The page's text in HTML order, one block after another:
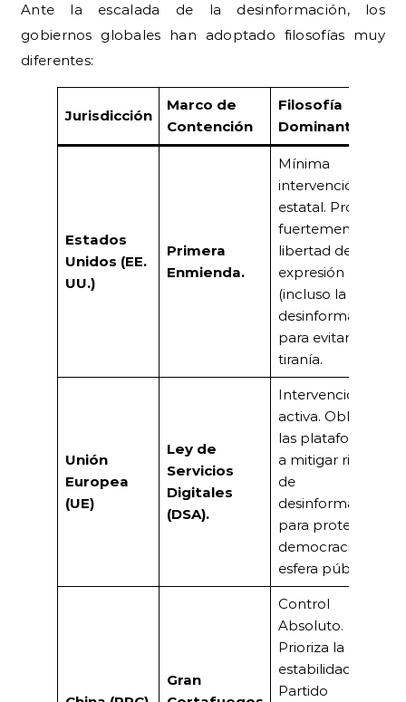
Ante la escalada de la desinformación, los
gobiernos globales han adoptado filosofías muy
diferentes:
Jurisdicción
Marco de
Contención
Filosofía
Dominante
Estados
Unidos (EE.
UU.)
Primera
Enmienda.
Mínima
intervención
estatal. Protege
fuertemente la
libertad de
expresión
(incluso la
desinformación)
para evitar la
tiranía.
Unión
Europea
(UE)
Ley de
Servicios
Digitales
(DSA).
Intervención
activa. Obliga a
las plataformas
a mitigar riesgos
de
desinformación
para proteger la
democracia y la
esfera pública.
Gran
Control
Absoluto.
Prioriza la
estabilidad del
Partido